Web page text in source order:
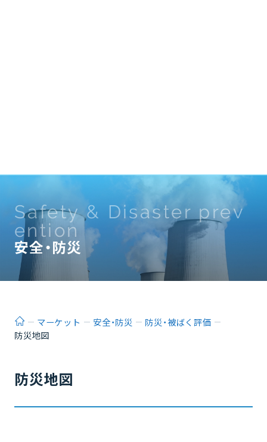
Safety & Disaster prev
ention
安全・防災
ホームマーケット 安全・防災
防災・被ばく評価
防災地図
防災地図